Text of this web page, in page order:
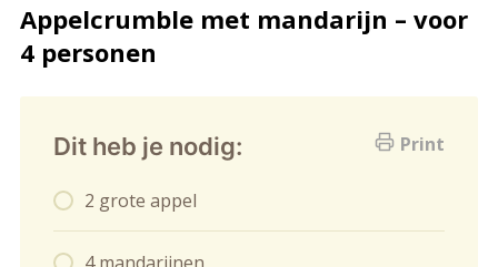
Appelcrumble met mandarijn – voor
4 personen
Print
Dit heb je nodig:
2 grote appel